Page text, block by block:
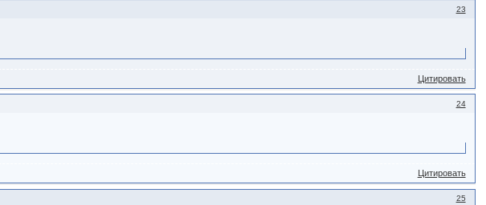
23
Цитировать
24
Цитировать
25